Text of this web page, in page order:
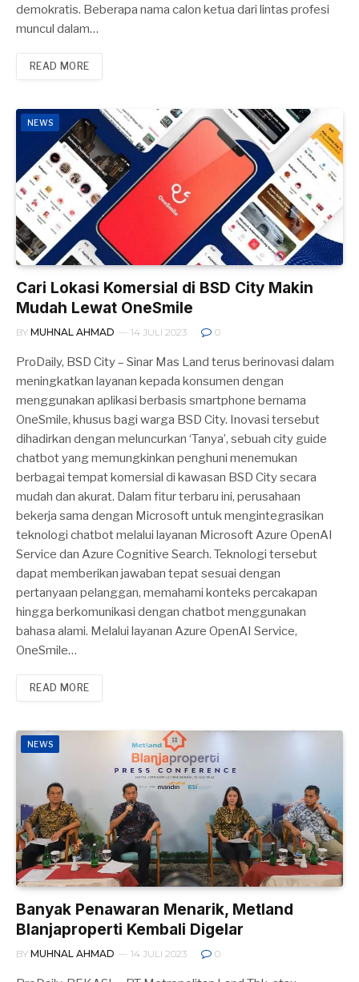
demokratis. Beberapa nama calon ketua dari lintas profesi
muncul dalam…
READ MORE
NEWS
Cari Lokasi Komersial di BSD City Makin
Mudah Lewat OneSmile
BY MUHNAL AHMAD 14 JULI 2023 0
ProDaily, BSD City – Sinar Mas Land terus berinovasi dalam
meningkatkan layanan kepada konsumen dengan
menggunakan aplikasi berbasis smartphone bernama
OneSmile, khusus bagi warga BSD City. Inovasi tersebut
dihadirkan dengan meluncurkan ‘Tanya’, sebuah city guide
chatbot yang memungkinkan penghuni menemukan
berbagai tempat komersial di kawasan BSD City secara
mudah dan akurat. Dalam fitur terbaru ini, perusahaan
bekerja sama dengan Microsoft untuk mengintegrasikan
teknologi chatbot melalui layanan Microsoft Azure OpenAI
Service dan Azure Cognitive Search. Teknologi tersebut
dapat memberikan jawaban tepat sesuai dengan
pertanyaan pelanggan, memahami konteks percakapan
hingga berkomunikasi dengan chatbot menggunakan
bahasa alami. Melalui layanan Azure OpenAI Service,
OneSmile…
READ MORE
NEWS
Banyak Penawaran Menarik, Metland
Blanjaproperti Kembali Digelar
BY MUHNAL AHMAD 14 JULI 2023 0